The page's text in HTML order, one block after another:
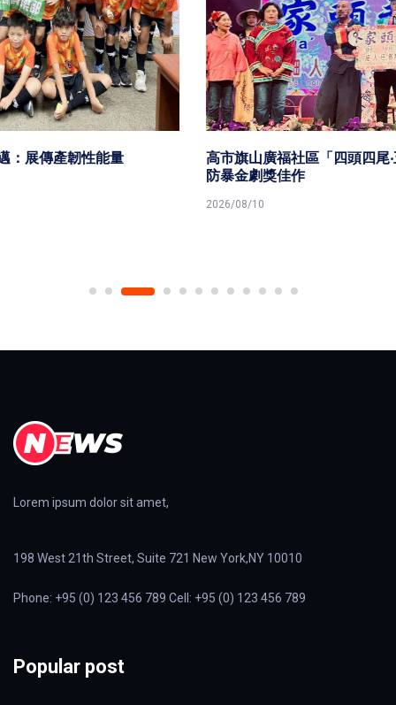
高市旗山廣福社區「四頭四尾‧五福臨門」 獲115年衛福部
Lorem ipsum dolor sit amet,
198 West 21th Street, Suite 721 New York,NY 10010
Phone: +95 (0) 123 456 789 Cell: +95 (0) 123 456 789
Popular post